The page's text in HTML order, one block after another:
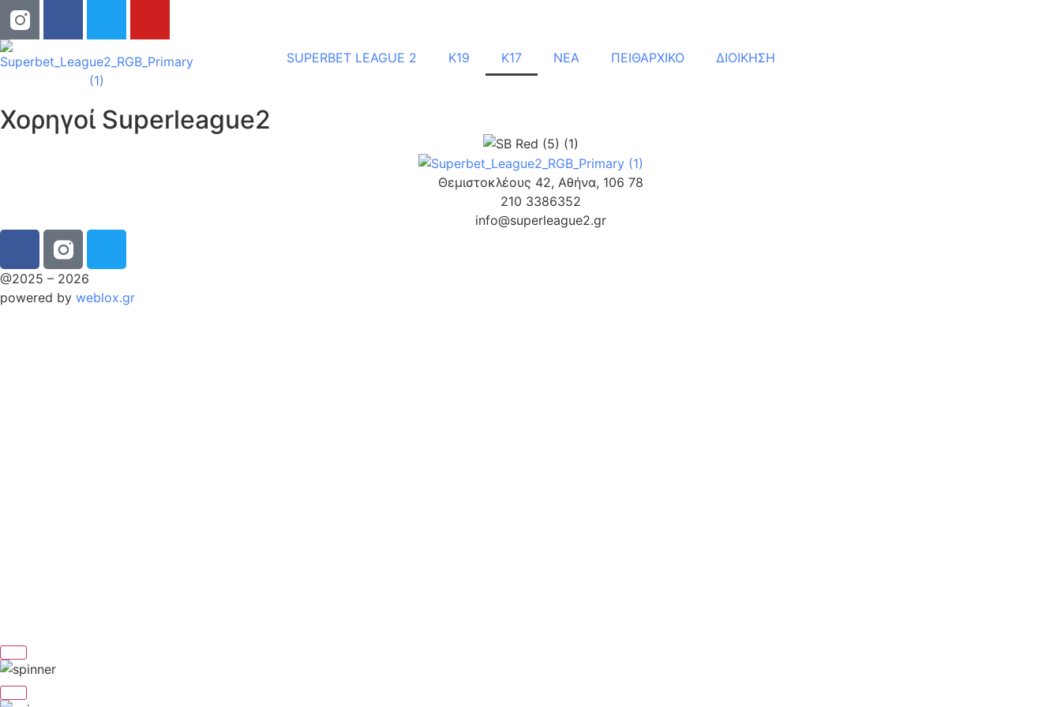
SUPERBET LEAGUE 2 Κ19 Κ17 ΝΕΑ ΠΕΙΘΑΡΧΙΚΟ ΔΙΟΙΚΗΣΗ
Χορηγοί Superleague2
Θεμιστοκλέους 42, Αθήνα, 106 78
210 3386352
info@superleague2.gr
@2025 – 2026
powered by weblox.gr